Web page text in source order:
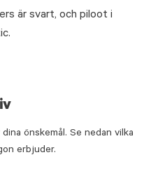
är svart, och piloot i
önskemål. Se nedan vilka
erbjuder.